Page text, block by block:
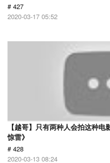
# 427
2020-03-17 05:52
【越哥】只有两种人会拍这种
惊雷》
# 428
2020-03-13 08:24